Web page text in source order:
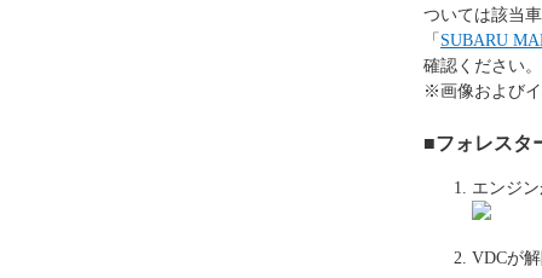
ついては該当
「 SUBARU
確認ください。
※画像および
■フォレスタ
エンジ
VDCが